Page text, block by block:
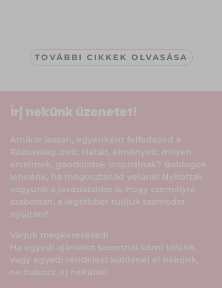
TOVÁBBI CIKKEK OLVASÁSA
Írj nekünk üzenetet!
Amikor lassan, egyenként felfedezed a
Rózsavilág ízeit, illatait, élményeit, milyen
érzelmek, gondolatok inspirálnak? Boldogok
lennénk, ha megosztanád velünk! Nyitottak
vagyunk a javaslataidra is, hogy személyre
szabottan, a legtöbbet tudjuk számodra
nyújtani!
Várjuk megkeresésed!
Ha egyedi ajánlatot szeretnél kérni tőlünk,
vagy egyedi rendelést küldenél el nekünk,
ne habozz, írj nekünk!